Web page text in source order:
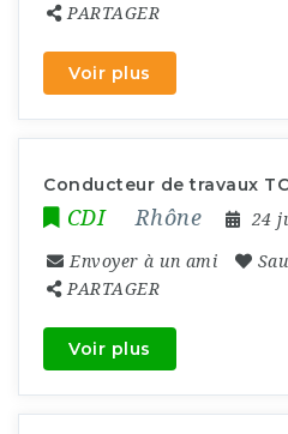
PARTAGER
Voir plus
Conducteur de travaux
CDI Rhône 24
Envoyer à un ami
PARTAGER
Voir plus